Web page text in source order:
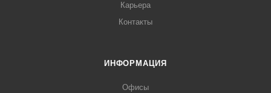
Карьера
Контакты
ИНФОРМАЦИЯ
Офисы